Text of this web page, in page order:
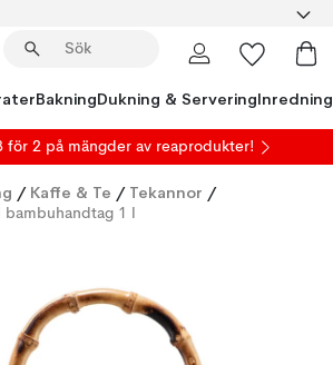
BakningDukning & ServeringInredning
för 2 på mängder av reaprodukter!
/ Kaffe & Te / Tekannor /
1 l